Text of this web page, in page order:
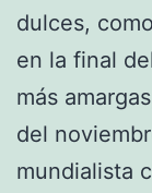
dulces,
en la final
más
del
mundialista